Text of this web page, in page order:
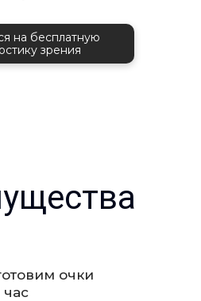
на бесплатную
зрения
очки
час